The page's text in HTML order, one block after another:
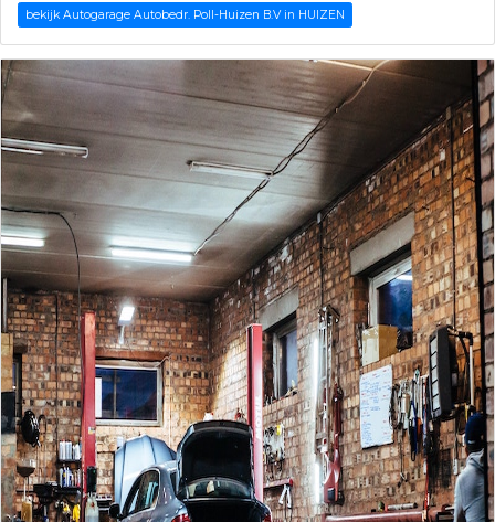
bekijk Autogarage Autobedr. Poll-Huizen B.V in HUIZEN